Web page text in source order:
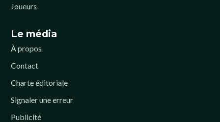
Joueurs
Le média
À propos
Contact
Charte éditoriale
Signaler une erreur
Publicité